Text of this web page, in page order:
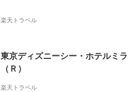
楽天トラベル
東京ディズニーシー・ホテルミラ
（Ｒ）
楽天トラベル